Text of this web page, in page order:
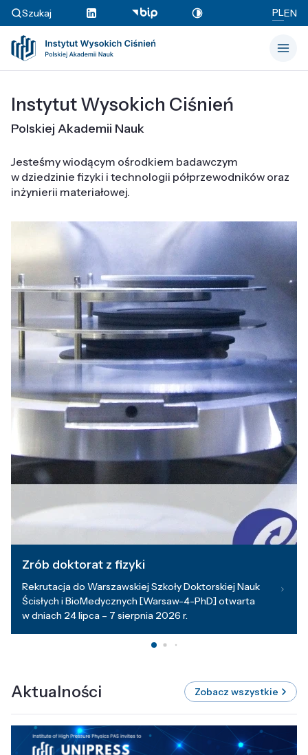
Szukaj PLEN
Instytut Wysokich Ciśnień
Polskiej Akademii Nauk
Jesteśmy wiodącym ośrodkiem badawczym
w dziedzinie fizyki i technologii półprzewodników oraz
inżynierii materiałowej.
Zrób doktorat z fizyki
Rekrutacja do Warszawskiej Szkoły Doktorskiej Nauk
Ścisłych i BioMedycznych [Warsaw-4-PhD] otwarta
w dniach 24 lipca – 7 sierpnia 2026 r.
Aktualności Zobacz wszystkie